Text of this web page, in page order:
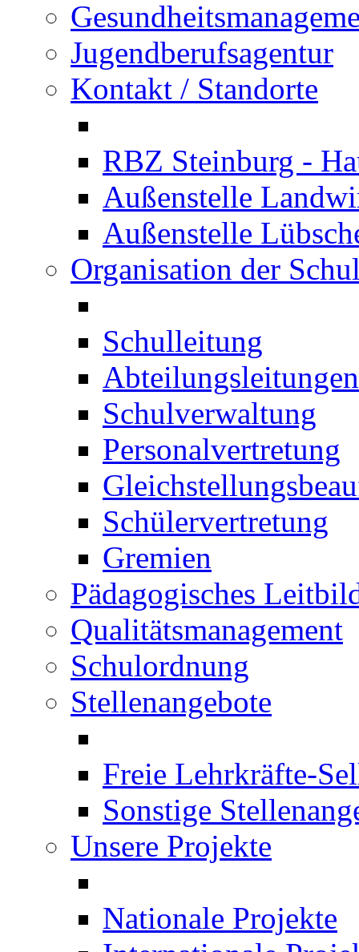
Jugendberufsagentur
Kontakt / Standorte
RBZ Steinburg -
Außenstelle
Außenstelle
Organisation der
Schulleitung
Abteilungsleitungen
Schulverwaltung
Personalvertretung
Schülervertretung
Gremien
Pädagogisches
Qualitätsmanagement
Schulordnung
Stellenangebote
Freie Lehrkräfte-
Sonstige
Unsere Projekte
Nationale Projekte